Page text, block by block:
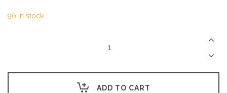
90 in stock
ADD TO CART